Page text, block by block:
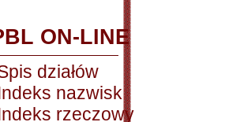
ON-LINE
działów
nazwisk
rzeczowy